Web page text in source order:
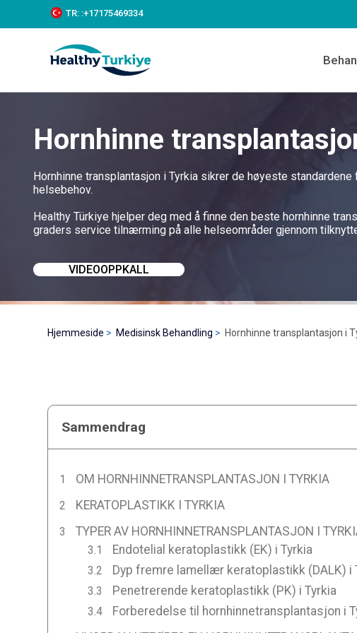
k
c
TR: :+‪17175469334‬
Hornhinne
Hornhinne transplantasjon i Tyrkia sikrer de høyeste
helsebehov.
Healthy Türkiye hjelper deg med å finne den beste hornhinne
graders service tilnærming på alle helseområder gjennom
VIDEOOPPKALL
Hjemmeside Medisinsk Behandling Hornhinne transplantasjon i
Sammendrag
OM HORNHINNETRANSPLANTASJON I TYRKIA
KERATOPLASTIKK I TYRKIA
TYPER AV HORNHINNETRANSPLANTASJON I
Endotelial keratoplastikk (EK) i Tyrkia
Dyp fremre lamellær keratoplastikk (DALK) i
Penetrerende keratoplastikk (PK) i Tyrkia
Forberedelse til hornhinnetransplantasjon i